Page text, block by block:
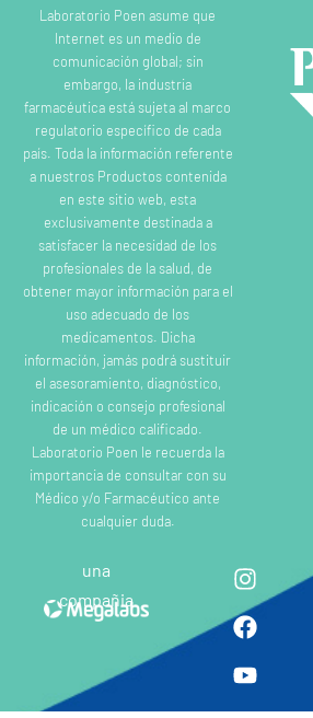
Laboratorio Poen asume que
Internet es un medio de
comunicación global; sin
embargo, la industria
farmacéutica está sujeta al marco
regulatorio específico de cada
país. Toda la información referente
a nuestros Productos contenida
en este sitio web, esta
exclusivamente destinada a
satisfacer la necesidad de los
profesionales de la salud, de
obtener mayor información para el
uso adecuado de los
medicamentos. Dicha
información, jamás podrá sustituir
el asesoramiento, diagnóstico,
indicación o consejo profesional
de un médico calificado.
Laboratorio Poen le recuerda la
importancia de consultar con su
Médico y/o Farmacéutico ante
cualquier duda.
una
compañia